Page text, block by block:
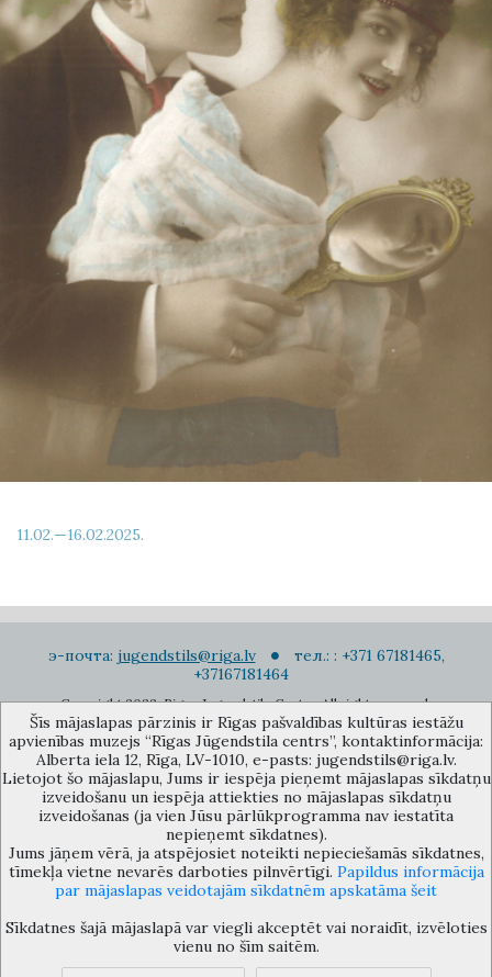
11.02.—16.02.2025.
э-почта: jugendstils@riga.lv
тел.: : +371 67181465,
+37167181464
Copyright 2022. Rigas Jugendstila Centrs. All right reserved.
Подписаться на новости
Музей объединения культурных учереждений Рижского
самоуправления «Рижский центр югендстиля», улица Альберта 12,
Рига, LV 1010, Латвия (дверной код: 12), jugendstils@riga.lv
Šīs mājaslapas pārzinis ir Rīgas pašvaldības kultūras iestāžu
apvienības muzejs “Rīgas Jūgendstila centrs”, kontaktinformācija:
Alberta iela 12, Rīga, LV-1010, e-pasts: jugendstils@riga.lv.
Lietojot šo mājaslapu, Jums ir iespēja pieņemt mājaslapas sīkdatņu
izveidošanu un iespēja attiekties no mājaslapas sīkdatņu
izveidošanas (ja vien Jūsu pārlūkprogramma nav iestatīta
nepieņemt sīkdatnes).
Jums jāņem vērā, ja atspējosiet noteikti nepieciešamās sīkdatnes,
tīmekļa vietne nevarēs darboties pilnvērtīgi. Papildus informācija
par mājaslapas veidotajām sīkdatnēm apskatāma šeit
Sīkdatnes šajā mājaslapā var viegli akceptēt vai noraidīt, izvēloties
vienu no šīm saitēm.